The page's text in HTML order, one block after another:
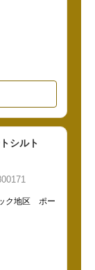
シルト
ク地区 ポー